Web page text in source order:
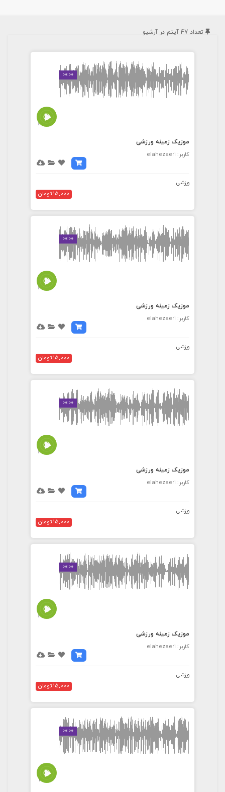
تعداد 47 آيتم در آرشيو
00:00
4:21
موزیک زمینه ورزشی
کاربر: elahezaeri
ورزشی
15,000 تومان
00:00
3:10
موزیک زمینه ورزشی
کاربر: elahezaeri
ورزشی
15,000 تومان
00:00
4:03
موزیک زمینه ورزشی
کاربر: elahezaeri
ورزشی
15,000 تومان
00:00
4:14
موزیک زمینه ورزشی
کاربر: elahezaeri
ورزشی
15,000 تومان
00:00
7:14